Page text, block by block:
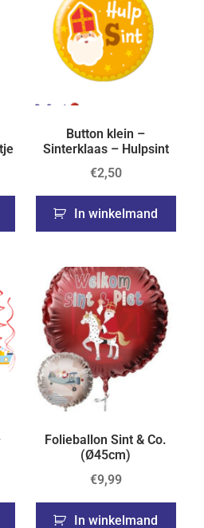
Button klein –
Sinterklaas – Hulpsint
€2,50
In winkelmand
Folieballon Sint & Co.
(Ø45cm)
€9,99
In winkelmand